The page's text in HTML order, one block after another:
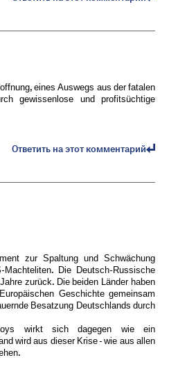
eines Auswegs aus der fatalen
gewissenlose und profitsüchtige
Ответить на этот комментарий
zur Spaltung und Schwächung
Machteliten. Die Deutsch-Russische
zurück. Die beiden Länder haben
Geschichte gemeinsam
Besatzung Deutschlands durch
wirkt sich dagegen wie ein
wird aus dieser Krise - wie aus allen